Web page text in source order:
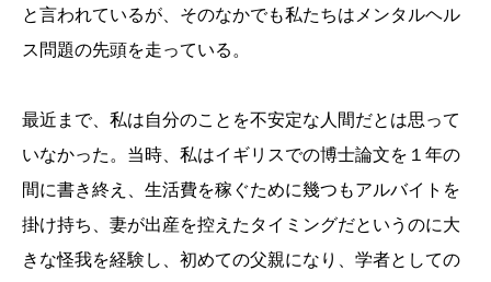
と言われているが、そのなかでも私たちはメンタルヘル
ス問題の先頭を走っている。
最近まで、私は自分のことを不安定な人間だとは思って
いなかった。当時、私はイギリスでの博士論文を１年の
間に書き終え、生活費を稼ぐために幾つもアルバイトを
掛け持ち、妻が出産を控えたタイミングだというのに大
きな怪我を経験し、初めての父親になり、学者としての